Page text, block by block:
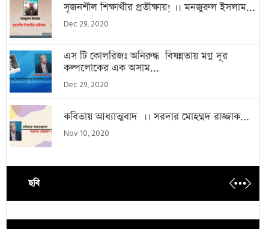
সৃজনশীল শিক্ষার্থীর প্রতীক্ষায়! ।। মনজুরুল ইসলাম...
Dec 29, 2020
এস টি কোলরিজঃ অনিরুদ্ধ বিষন্নতায় মগ্ন দূর
কল্পলোকের এক অসাম...
Dec 29, 2020
কবিতায় আধ্যাত্মবাদ ।। সরদার মোহম্মদ রাজ্জাক...
Nov 10, 2020
ছবি